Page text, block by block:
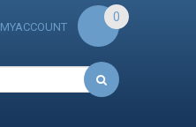
MYACCOUNT
0